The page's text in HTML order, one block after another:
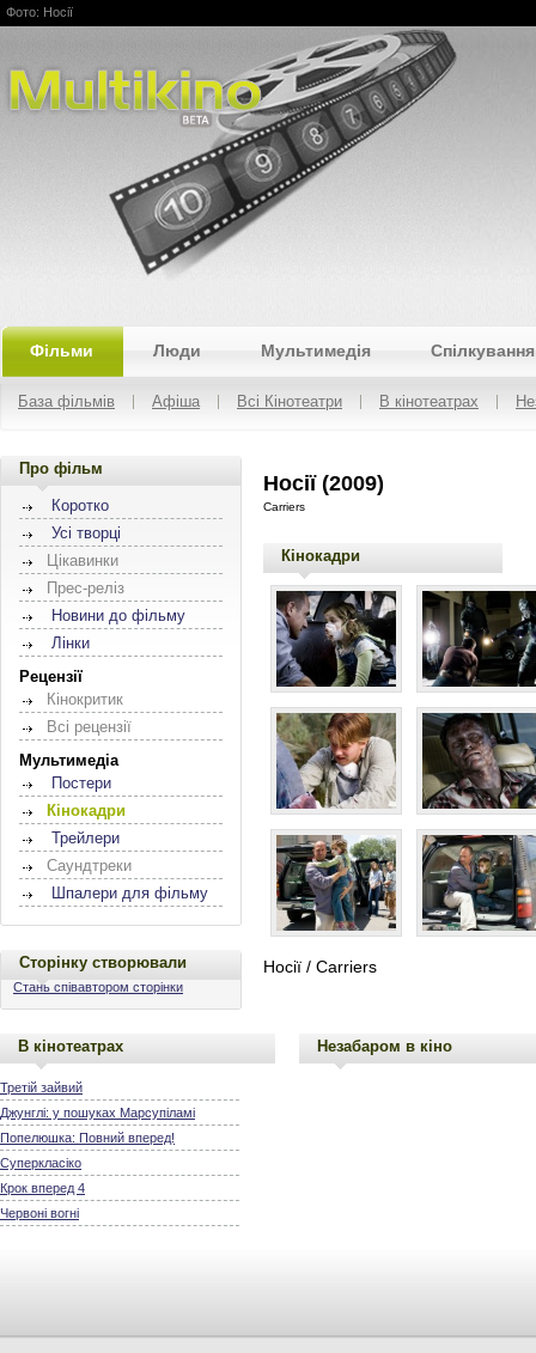
Multikino
Фото: Носії
Фільми Люди Мультимедія Спілкування
База фільмів Афіша Всі Кінотеатри В кінотеатрах
Про фільм
Коротко
Усі творці
Цікавинки
Прес-реліз
Новини до фільму
Лінки
Рецензії
Кінокритик
Всі рецензії
Мультимедіа
Постери
Кінокадри
Трейлери
Саундтреки
Шпалери для фільму
Сторінку створювали
Стань співавтором сторінки
Носії (2009)
Carriers
Кінокадри
Носії / Carriers
В кінотеатрах
Третій зайвий
Джунглі: у пошуках Марсупіламі
Попелюшка: Повний вперед!
Суперкласіко
Крок вперед 4
Червоні вогні
Незабаром в кіно